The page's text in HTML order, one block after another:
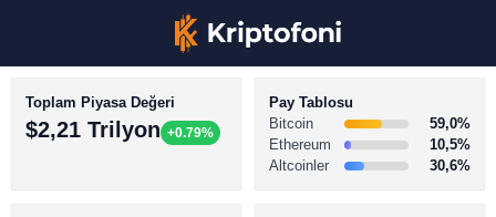
Toplam Piyasa Değeri
$2,21 Trilyon +0.79%
Pay Tablosu
Bitcoin
59,0%
Ethereum
10,5%
Altcoinler
30,6%